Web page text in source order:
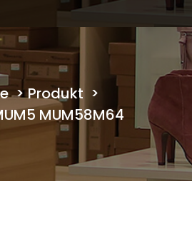
>Produkt >
MUM58M64